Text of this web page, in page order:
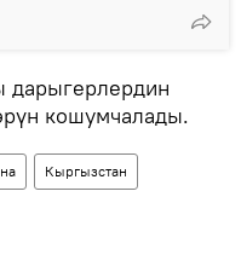
дарыгерлердин
кошумчалады.
Кыргызстан